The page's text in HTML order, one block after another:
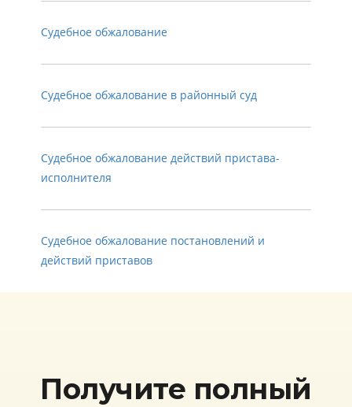
Судебное обжалование
Судебное обжалование в районный суд
Судебное обжалование действий пристава-
исполнителя
Судебное обжалование постановлений и
действий приставов
Получите полный